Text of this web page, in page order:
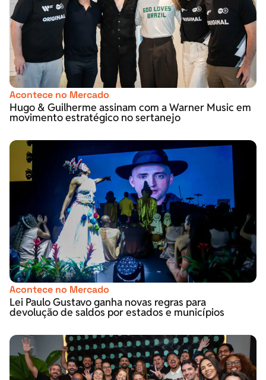
Acontece no Mercado
Hugo & Guilherme assinam com a Warner Music em
movimento estratégico no sertanejo
Acontece no Mercado
Lei Paulo Gustavo ganha novas regras para
devolução de saldos por estados e municípios